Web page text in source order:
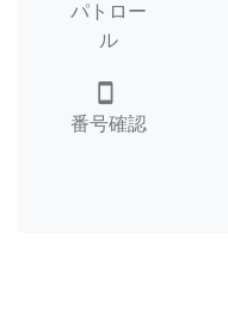
パトロー
ル
smartphone
番号確認